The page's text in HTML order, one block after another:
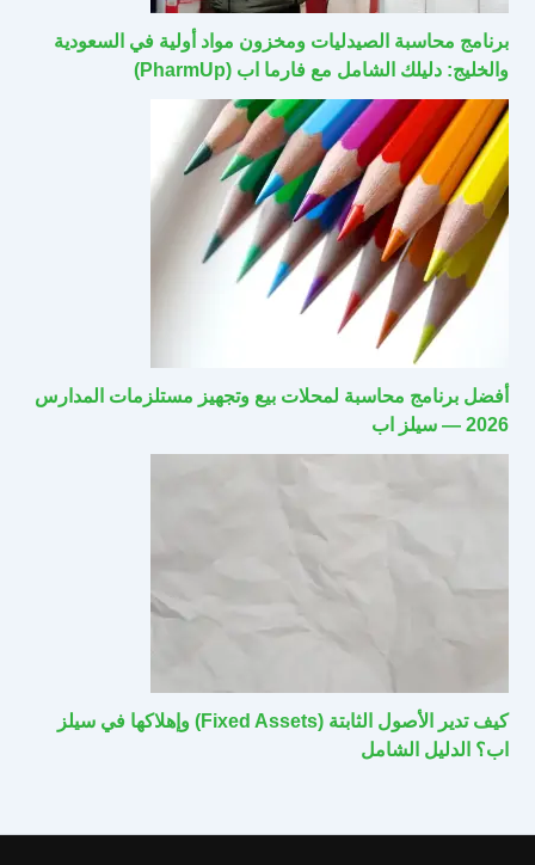
برنامج محاسبة الصيدليات ومخزون مواد أولية في السعودية
والخليج: دليلك الشامل مع فارما اب (PharmUp)
أفضل برنامج محاسبة لمحلات بيع وتجهيز مستلزمات المدارس
2026 — سيلز اب
كيف تدير الأصول الثابتة (Fixed Assets) وإهلاكها في سيلز
اب؟ الدليل الشامل